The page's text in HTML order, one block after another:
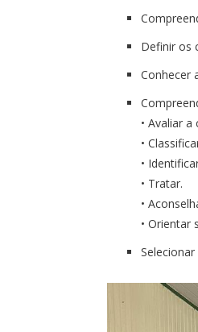
Definir os
Conhecer
• Avaliar a
•
•
• Tratar.
•
• Orientar